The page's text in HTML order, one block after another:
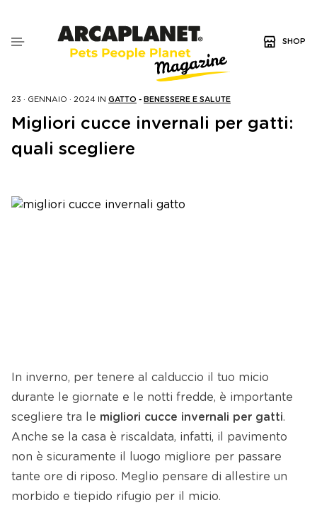
SHOP
23 · GENNAIO · 2024 IN GATTO - BENESSERE E SALUTE
Migliori cucce invernali per gatti:
quali scegliere
In inverno, per tenere al calduccio il tuo micio
durante le giornate e le notti fredde, è importante
scegliere tra le migliori cucce invernali per gatti.
Anche se la casa è riscaldata, infatti, il pavimento
non è sicuramente il luogo migliore per passare
tante ore di riposo. Meglio pensare di allestire un
morbido e tiepido rifugio per il micio.